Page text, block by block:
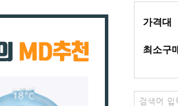
가격대
최소구